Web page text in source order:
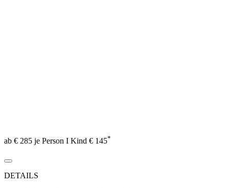
ab € 285 je Person I Kind € 145*
DETAILS